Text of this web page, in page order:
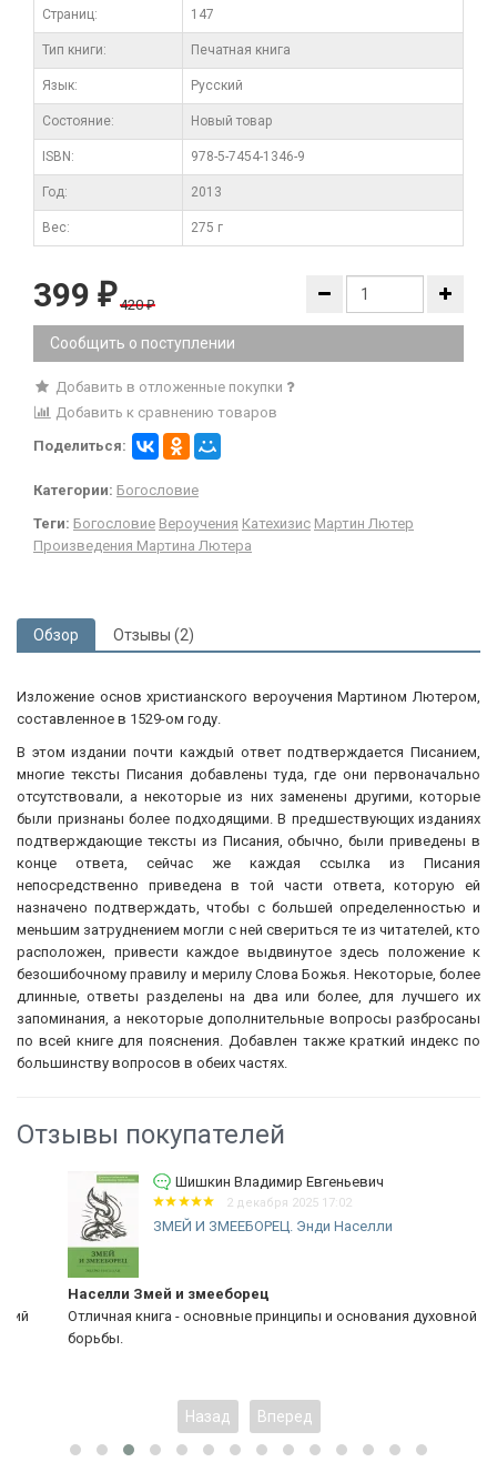
Cтраниц: 147
Тип книги: Печатная книга
Язык: Русский
Состояние: Новый товар
ISBN: 978-5-7454-1346-9
Год: 2013
Вес: 275 г
399 ₽ 420₽
Сообщить о поступлении
Добавить в отложенные покупки
Добавить к сравнению товаров
Поделиться:
Категории: Богословие
Теги: Богословие Вероучения Катехизис Мартин Лютер
Произведения Мартина Лютера
Обзор Отзывы (2)
Изложение основ христианского вероучения Мартином Лютером,
составленное в 1529-ом году.
В этом издании почти каждый ответ подтверждается Писанием,
многие тексты Писания добавлены туда, где они первоначально
отсутствовали, а некоторые из них заменены другими, которые
были признаны более подходящими. В предшествующих изданиях
подтверждающие тексты из Писания, обычно, были приведены в
конце ответа, сейчас же каждая ссылка из Писания
непосредственно приведена в той части ответа, которую ей
назначено подтверждать, чтобы с большей определенностью и
меньшим затруднением могли с ней свериться те из читателей, кто
расположен, привести каждое выдвинутое здесь положение к
безошибочному правилу и мерилу Слова Божья. Некоторые, более
длинные, ответы разделены на два или более, для лучшего их
запоминания, а некоторые дополнительные вопросы разбросаны
по всей книге для пояснения. Добавлен также краткий индекс по
большинству вопросов в обеих частях.
Отзывы покупателей
Шишкин Владимир Евгеньевич
2 декабря 2025 17:02
ЗМЕЙ И ЗМЕЕБОРЕЦ. Энди Населли
Населли Змей и змееборец
Отличная книга - основные принципы и основания духовной
борьбы.
Назад Вперед